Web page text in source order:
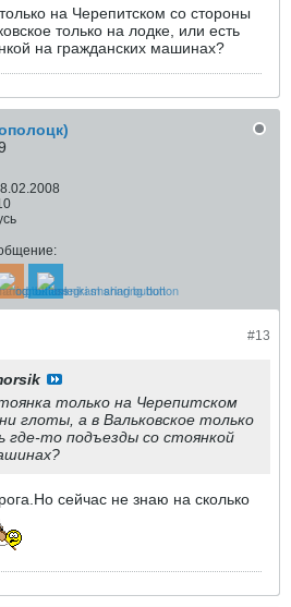
на Черепитском со стороны
только на лодке, или есть
на гражданских машинах?
#13
только на Черепитском
глоты, а в Вальковское только
где-то подъезды со стоянкой
сейчас не знаю на сколько